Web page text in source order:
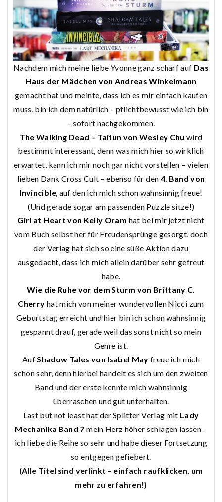
Nachdem mich meine liebe Yvonne ganz scharf auf Das
Haus der Mädchen von Andreas Winkelmann
gemacht hat und meinte, dass ich es mir einfach kaufen
muss, bin ich dem natürlich – pflichtbewusst wie ich bin
– sofort nachgekommen.
The Walking Dead – Taifun von Wesley Chu wird
bestimmt interessant, denn was mich hier so wirklich
erwartet, kann ich mir noch gar nicht vorstellen – vielen
lieben Dank Cross Cult – ebenso für den 4. Band von
Invincible, auf den ich mich schon wahnsinnig freue!
(Und gerade sogar am passenden Puzzle sitze!)
Girl at Heart von Kelly Oram hat bei mir jetzt nicht
vom Buch selbst her für Freudensprünge gesorgt, doch
der Verlag hat sich so eine süße Aktion dazu
ausgedacht, dass ich mich allein darüber sehr gefreut
habe.
Wie die Ruhe vor dem Sturm von Brittany C.
Cherry hat mich von meiner wundervollen Nicci zum
Geburtstag erreicht und hier bin ich schon wahnsinnig
gespannt drauf, gerade weil das sonst nicht so mein
Genre ist.
AufShadow Tales von Isabel May freue ich mich
schon sehr, denn hierbei handelt es sich um den zweiten
Band und der erste konnte mich wahnsinnig
überraschen und gut unterhalten.
Last but not least hat der Splitter Verlag mit Lady
Mechanika Band 7 mein Herz höher schlagen lassen –
ich liebe die Reihe so sehr und habe dieser Fortsetzung
so entgegen gefiebert.
(Alle Titel sind verlinkt – einfach raufklicken, um
mehr zu erfahren!)